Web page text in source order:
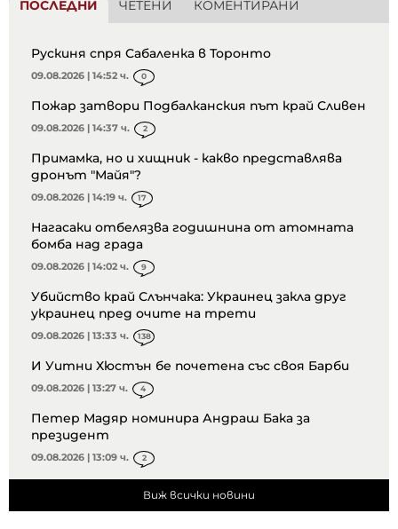
ПОСЛЕДНИ ЧЕТЕНИ КОМЕНТИРАНИ
Рускиня спря Сабаленка в Торонто
09.08.2026 | 14:52 ч. 0
Пожар затвори Подбалканския път край Сливен
09.08.2026 | 14:37 ч. 2
Примамка, но и хищник - какво представлява
дронът "Майя"?
09.08.2026 | 14:19 ч. 17
Нагасаки отбелязва годишнина от атомната
бомба над града
09.08.2026 | 14:02 ч. 9
Убийство край Слънчака: Украинец закла друг
украинец пред очите на трети
09.08.2026 | 13:33 ч. 138
И Уитни Хюстън бе почетена със своя Барби
09.08.2026 | 13:27 ч. 4
Петер Мадяр номинира Андраш Бака за
президент
09.08.2026 | 13:09 ч. 2
Виж всички новини